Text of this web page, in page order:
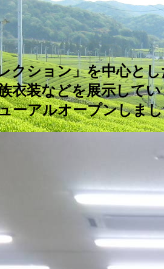
クション」を中心と
衣装などを展示して
ーアルオープンしま